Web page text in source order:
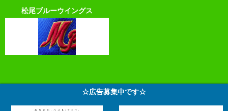
松尾ブルーウイングス
☆広告募集中です☆